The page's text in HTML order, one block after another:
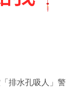
排水孔吸人」警